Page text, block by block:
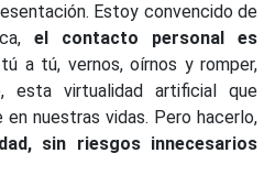
Estoy convencido de
el contacto personal es
a tú, vernos, oírnos y romper,
esta virtualidad artificial que
nuestras vidas. Pero hacerlo,
sin riesgos innecesarios